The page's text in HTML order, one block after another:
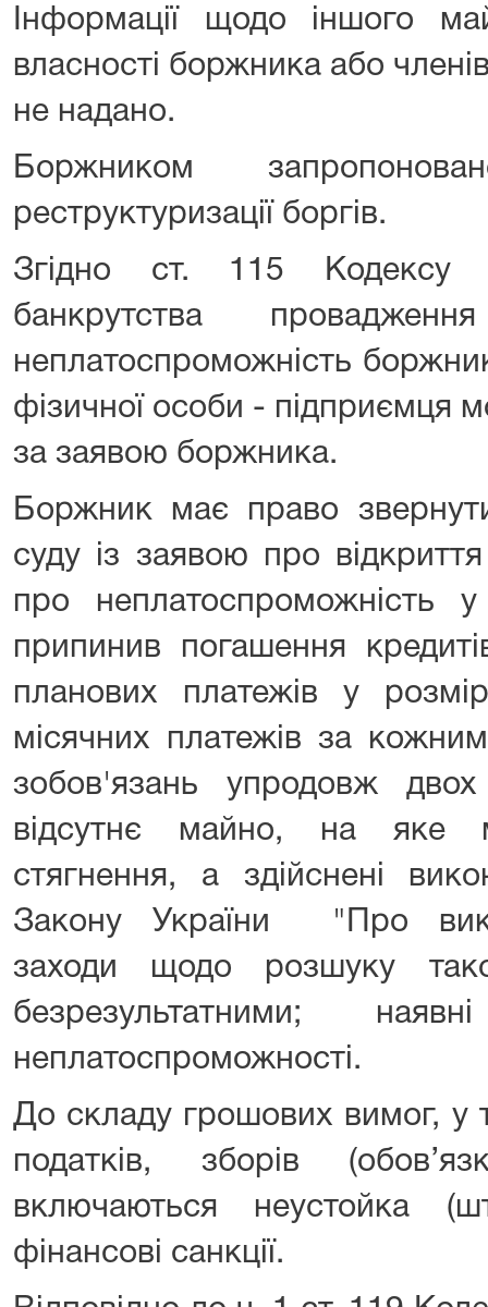
Інформації щодо іншого
власності боржника або
не надано.
Боржником
реструктуризації боргів.
Згідно ст. 115 Кодексу
банкрутства
неплатоспроможність
фізичної особи - підприємця
за заявою боржника.
Боржник має право
суду із заявою про
про неплатоспроможність
припинив погашення
планових платежів у
місячних платежів за
зобов'язань упродовж
відсутнє майно, на яке
стягнення, а здійснені
Закону України "Про
заходи щодо розшуку
безрезультатними;
неплатоспроможності.
До складу грошових вимог, у
податків, зборів
включаються неустойка
фінансові санкції.